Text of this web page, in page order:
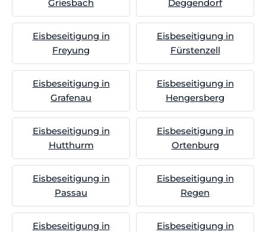
Griesbach
Deggendorf
Eisbeseitigung in
Freyung
Eisbeseitigung in
Fürstenzell
Eisbeseitigung in
Grafenau
Eisbeseitigung in
Hengersberg
Eisbeseitigung in
Hutthurm
Eisbeseitigung in
Ortenburg
Eisbeseitigung in
Passau
Eisbeseitigung in
Regen
Eisbeseitigung in
Eisbeseitigung in